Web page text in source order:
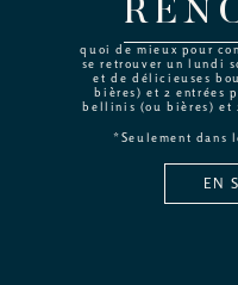
quoi de mieux pour
se retrouver un lundi
et de délicieuses
bières) et 2 entrées
bellinis (ou bières) et
*Seulement dans
EN